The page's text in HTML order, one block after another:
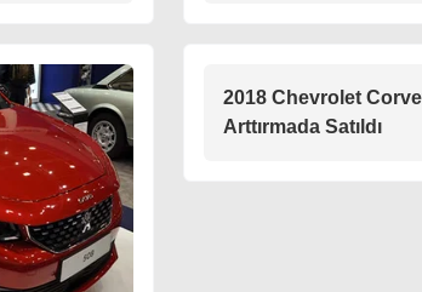
2018 Chevrolet
Arttırmada Satıldı